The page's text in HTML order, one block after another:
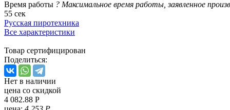
Время работы ? Максимальное время работы, заявленное
55 сек
Русская пиротехника
Все характеристики
Товар сертифицирован
Поделиться:
Нет в наличии
цена со скидкой
4 082.88 Р